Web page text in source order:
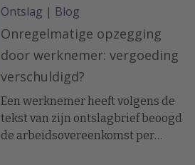
ietwat te kort door de bocht,
signaleert advocaat Petra
Willems.
Ontslag | Blog
Onregelmatige opzegging
door werknemer: vergoeding
verschuldigd?
Een werknemer heeft volgens de
tekst van zijn ontslagbrief beoogd
de arbeidsovereenkomst per